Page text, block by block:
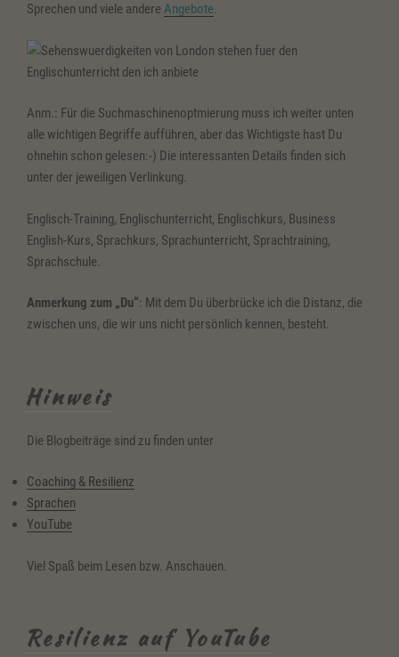
Sprechen und viele andere Angebote.
Anm.: Für die Suchmaschinenoptmierung muss ich weiter unten
alle wichtigen Begriffe aufführen, aber das Wichtigste hast Du
ohnehin schon gelesen:-) Die interessanten Details finden sich
unter der jeweiligen Verlinkung.
Englisch-Training, Englischunterricht, Englischkurs, Business
English-Kurs, Sprachkurs, Sprachunterricht, Sprachtraining,
Sprachschule.
Anmerkung zum „Du“: Mit dem Du überbrücke ich die Distanz, die
zwischen uns, die wir uns nicht persönlich kennen, besteht.
Hinweis
Die Blogbeiträge sind zu finden unter
Coaching & Resilienz
Sprachen
YouTube
Viel Spaß beim Lesen bzw. Anschauen.
Resilienz auf YouTube